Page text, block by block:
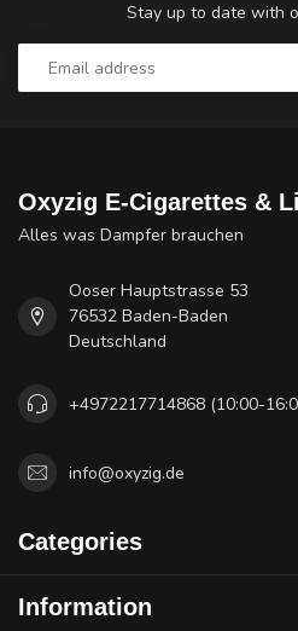
Stay up to date with
Oxyzig E-Cigarettes &
Alles was Dampfer brauchen
Ooser Hauptstrasse 53
76532 Baden-Baden
Deutschland
+4972217714868 (10:00-
info@oxyzig.de
Categories
Information